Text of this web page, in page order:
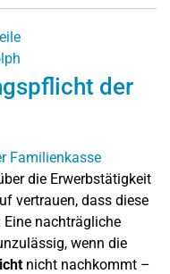
der
die Erwerbstätigkeit
vertrauen, dass diese
Eine nachträgliche
wenn die
nicht nachkommt –